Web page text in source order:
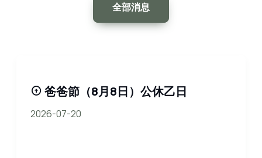
全部消息
爸爸節（8月8日）公休乙日
2026-07-20